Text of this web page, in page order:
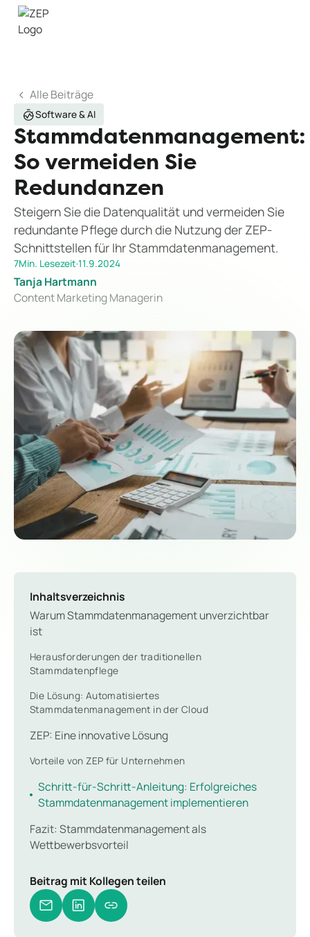
Alle Beiträge
Software & AI
Stammdatenmanagement:
So vermeiden Sie
Redundanzen
Steigern Sie die Datenqualität und vermeiden Sie
redundante Pflege durch die Nutzung der ZEP-
Schnittstellen für Ihr Stammdatenmanagement.
7Min. Lesezeit·11.9.2024
Tanja Hartmann
Content Marketing Managerin
Inhaltsverzeichnis
Warum Stammdatenmanagement unverzichtbar
ist
Herausforderungen der traditionellen
Stammdatenpflege
Die Lösung: Automatisiertes
Stammdatenmanagement in der Cloud
ZEP: Eine innovative Lösung
Vorteile von ZEP für Unternehmen
Schritt-für-Schritt-Anleitung: Erfolgreiches
Stammdatenmanagement implementieren
Fazit: Stammdatenmanagement als
Wettbewerbsvorteil
Beitrag mit Kollegen teilen